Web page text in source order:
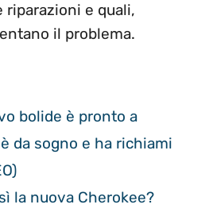
e quali,
il problema.
bolide è pronto a
da sogno e ha richiami
la nuova Cherokee?